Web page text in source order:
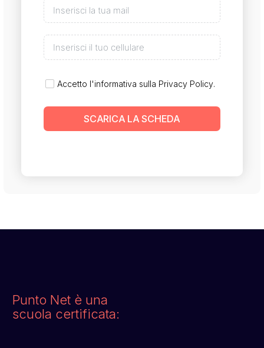
Accetto l'informativa sulla Privacy Policy.
SCARICA LA SCHEDA
Punto Net è una
scuola certificata: